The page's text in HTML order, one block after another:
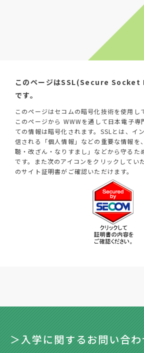
このページはSSL(Secure Socket
です。
このページはセコムの暗号化技術を使用し
このページから WWWを通して日本電子専
ての情報は暗号化されます。SSLとは、イ
信される「個人情報」などの重要な情報を
聴・改ざん・なりすまし」などから守るた
です。また次のアイコンをクリックしてい
のサイト証明書がご確認いただけます。
＞入学に関するお問い合わ